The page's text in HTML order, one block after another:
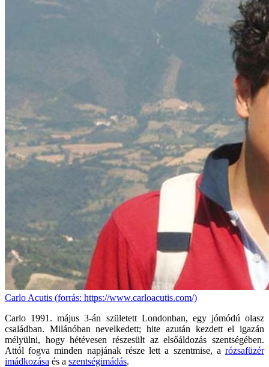
Carlo Acutis (forrás: https://www.carloacutis.com/)
Carlo 1991. május 3-án született Londonban, egy jómódú olasz
családban. Milánóban nevelkedett; hite azután kezdett el igazán
mélyülni, hogy hétévesen részesült az elsőáldozás szentségében.
Attól fogva minden napjának része lett a szentmise, a rózsafüzér
imádkozása és a szentségimádás.